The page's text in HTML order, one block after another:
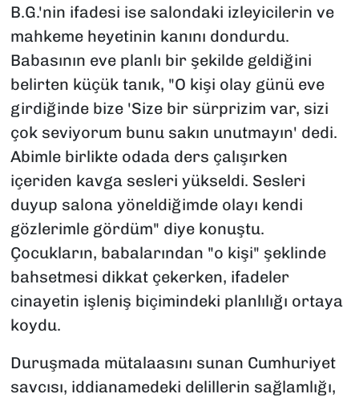
B.G.'nin ifadesi ise salondaki izleyicilerin ve
mahkeme heyetinin kanını dondurdu.
Babasının eve planlı bir şekilde geldiğini
belirten küçük tanık, "O kişi olay günü eve
girdiğinde bize 'Size bir sürprizim var, sizi
çok seviyorum bunu sakın unutmayın' dedi.
Abimle birlikte odada ders çalışırken
içeriden kavga sesleri yükseldi. Sesleri
duyup salona yöneldiğimde olayı kendi
gözlerimle gördüm" diye konuştu.
Çocukların, babalarından "o kişi" şeklinde
bahsetmesi dikkat çekerken, ifadeler
cinayetin işleniş biçimindeki planlılığı ortaya
koydu.
Duruşmada mütalaasını sunan Cumhuriyet
savcısı, iddianamedeki delillerin sağlamlığı,